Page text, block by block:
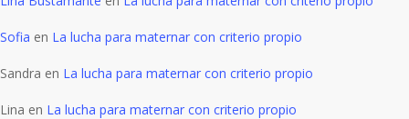
Sofia en La lucha para maternar con criterio propio
Sandra en La lucha para maternar con criterio propio
Lina en La lucha para maternar con criterio propio